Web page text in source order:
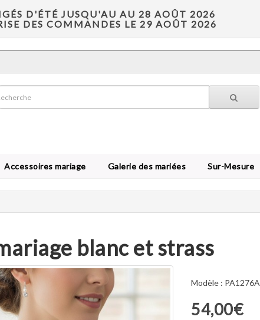
D'ÉTÉ JUSQU'AU AU 28 AOÛT 2026
DES COMMANDES LE 29 AOÛT 2026
Accessoires mariage Galerie des mariées Sur-Mesure
blanc et strass
Modèle : PA1276A
54,00€